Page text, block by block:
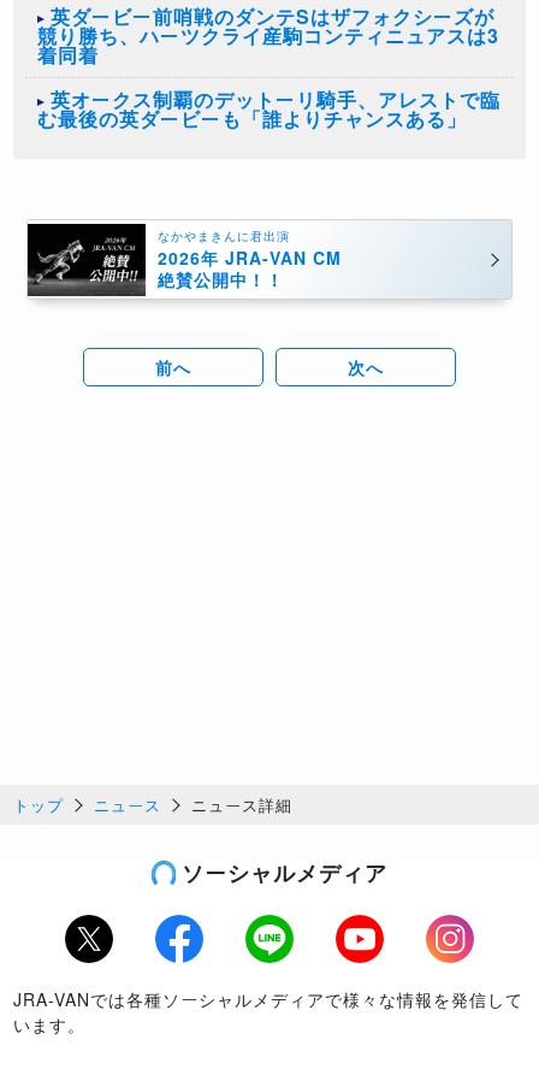
英ダービー前哨戦のダンテSはザフォクシーズが
競り勝ち、ハーツクライ産駒コンティニュアスは3
着同着
英オークス制覇のデットーリ騎手、アレストで臨
む最後の英ダービーも「誰よりチャンスある」
なかやまきんに君出演
2026年 JRA-VAN CM
絶賛公開中！！
前へ 次へ
トップ ニュース ニュース詳細
ソーシャルメディア
Twitter Facebook LINE Youtube
Instagram
JRA-VANでは各種ソーシャルメディアで様々な情報を発信して
います。